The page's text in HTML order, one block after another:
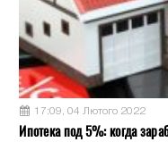
17:09, 04 Лютого 2022
Ипотека под 5%: когда